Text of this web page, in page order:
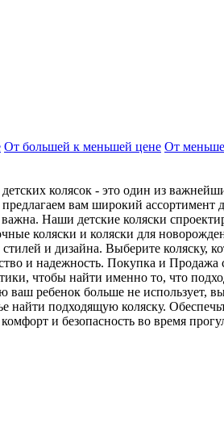
От большей к меньшей цене От
колясок - это один из
вам широкий
Наши детские коляски
коляски и коляски для
и дизайна. Выберите коляску,
и надежность. Покупка и
чтобы найти именно то, что
ваш ребенок больше не
найти подходящую коляску.
и безопасность во время